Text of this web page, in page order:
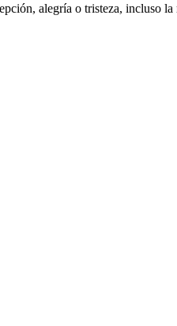
alegría o tristeza, incluso